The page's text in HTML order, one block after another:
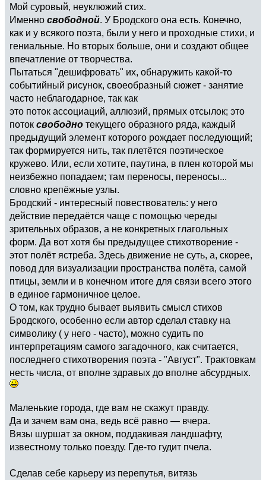
Мой суровый, неуклюжий стих.
Именно свободной. У Бродского она есть. Конечно,
как и у всякого поэта, были у него и проходные стихи, и
гениальные. Но вторых больше, они и создают общее
впечатление от творчества.
Пытаться "дешифровать" их, обнаружить какой-то
событийный рисунок, своеобразный сюжет - занятие
часто неблагодарное, так как
это поток ассоциаций, аллюзий, прямых отсылок; это
поток свободно текущего образного ряда, каждый
предыдущий элемент которого рождает последующий;
так формируется нить, так плетётся поэтическое
кружево. Или, если хотите, паутина, в плен которой мы
неизбежно попадаем; там переносы, переносы...
словно крепёжные узлы.
Бродский - интересный повествователь: у него
действие передаётся чаще с помощью череды
зрительных образов, а не конкретных глагольных
форм. Да вот хотя бы предыдущее стихотворение -
этот полёт ястреба. Здесь движение не суть, а, скорее,
повод для визуализации пространства полёта, самой
птицы, земли и в конечном итоге для связи всего этого
в единое гармоничное целое.
О том, как трудно бывает выявить смысл стихов
Бродского, особенно если автор сделал ставку на
символику ( у него - часто), можно судить по
интерпретациям самого загадочного, как считается,
последнего стихотворения поэта - "Август". Трактовкам
несть числа, от вполне здравых до вполне абсурдных.
Маленькие города, где вам не скажут правду.
Да и зачем вам она, ведь всё равно — вчера.
Вязы шуршат за окном, поддакивая ландшафту,
известному только поезду. Где-то гудит пчела.
Сделав себе карьеру из перепутья, витязь